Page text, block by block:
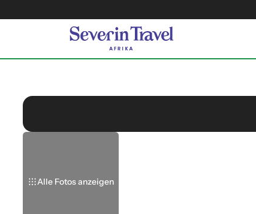
Alle Fotos anzeigen